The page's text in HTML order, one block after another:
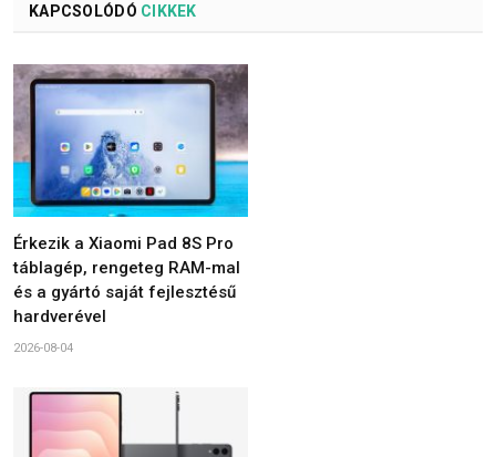
KAPCSOLÓDÓ CIKKEK
Érkezik a Xiaomi Pad 8S Pro
táblagép, rengeteg RAM-mal
és a gyártó saját fejlesztésű
hardverével
2026-08-04